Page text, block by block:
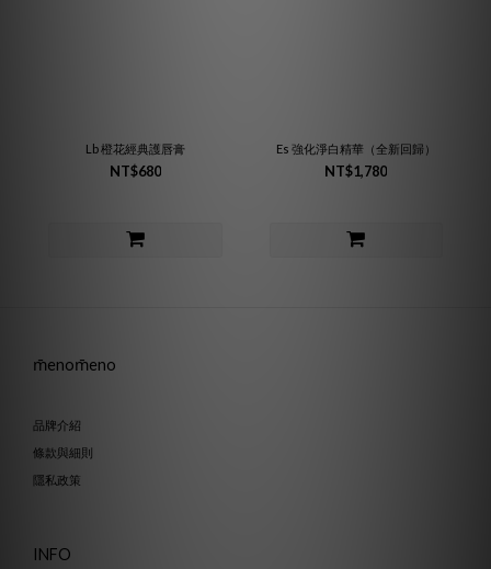
Lb 橙花經典護唇膏
NT$680
Es 強化淨白精華（全新回歸）
NT$1,780
m̄enom̄eno
品牌介紹
條款與細則
隱私政策
INFO